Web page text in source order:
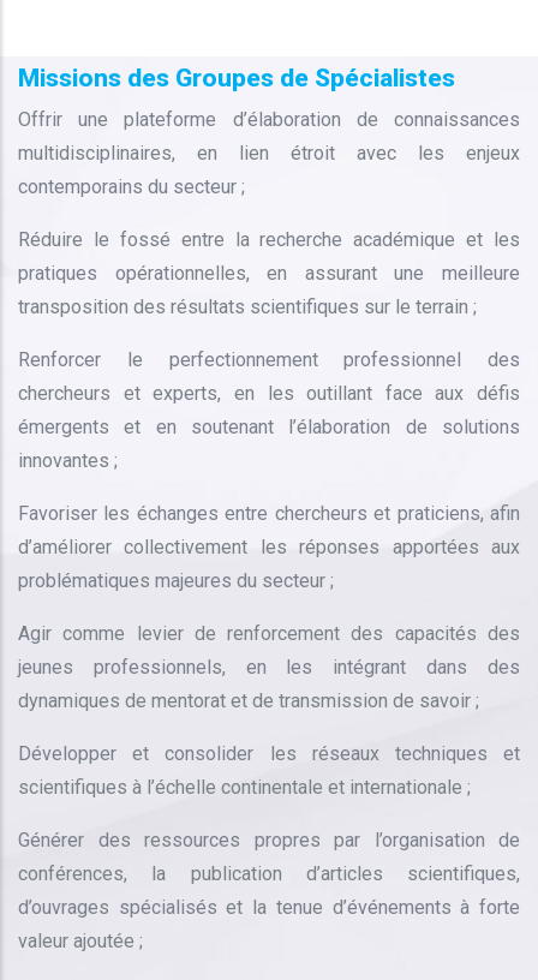
Missions des Groupes de Spécialistes
Offrir une plateforme d’élaboration de connaissances
multidisciplinaires, en lien étroit avec les enjeux
contemporains du secteur ;
Réduire le fossé entre la recherche académique et les
pratiques opérationnelles, en assurant une meilleure
transposition des résultats scientifiques sur le terrain ;
Renforcer le perfectionnement professionnel des
chercheurs et experts, en les outillant face aux défis
émergents et en soutenant l’élaboration de solutions
innovantes ;
Favoriser les échanges entre chercheurs et praticiens, afin
d’améliorer collectivement les réponses apportées aux
problématiques majeures du secteur ;
Agir comme levier de renforcement des capacités des
jeunes professionnels, en les intégrant dans des
dynamiques de mentorat et de transmission de savoir ;
Développer et consolider les réseaux techniques et
scientifiques à l’échelle continentale et internationale ;
Générer des ressources propres par l’organisation de
conférences, la publication d’articles scientifiques,
d’ouvrages spécialisés et la tenue d’événements à forte
valeur ajoutée ;